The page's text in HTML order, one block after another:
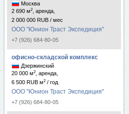
Москва
2 690 м2
, аренда,
2 000 000 RUB / мес
ООО "Юнион Траст Экспедиция"
+7 (926) 684-80-05
офисно-складской комплекс
Дзержинский
20 000 м2
, аренда,
6 500 RUB м2 / год
ООО "Юнион Траст Экспедиция"
+7 (926) 684-80-05